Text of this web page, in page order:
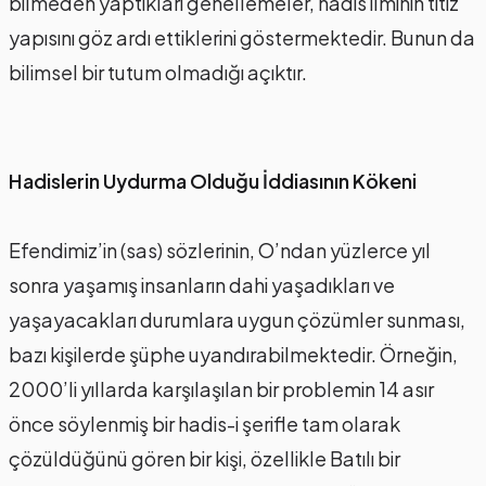
yapısını göz ardı ettiklerini göstermektedir. Bunun da
bilimsel bir tutum olmadığı açıktır.
Hadislerin Uydurma Olduğu İddiasının Kökeni
Efendimiz’in (sas) sözlerinin, O’ndan yüzlerce yıl
sonra yaşamış insanların dahi yaşadıkları ve
yaşayacakları durumlara uygun çözümler sunması,
bazı kişilerde şüphe uyandırabilmektedir. Örneğin,
2000’li yıllarda karşılaşılan bir problemin 14 asır
önce söylenmiş bir hadis-i şerifle tam olarak
çözüldüğünü gören bir kişi, özellikle Batılı bir